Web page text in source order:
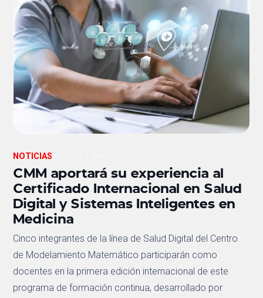
NOTICIAS
CMM aportará su experiencia al
Certificado Internacional en Salud
Digital y Sistemas Inteligentes en
Medicina
Cinco integrantes de la línea de Salud Digital del Centro
de Modelamiento Matemático participarán como
docentes en la primera edición internacional de este
programa de formación continua, desarrollado por